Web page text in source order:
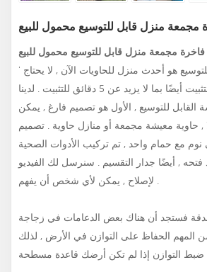
مجمعة منزل قابل للتوسيع محمول للبيع
مجمعة منزل قابل للتوسيع محمول للبيع
هو أحدث منزل للحاويات الآن , لا يحتاج '
إلى أي أدوات عند التثبيت أيضًا بما لا يزيد عن 5 دقائق للتثبيت . لدينا
القابل للتوسيع , الأول هو تصميم فارغ , يمكن
, حاوية معيشة مجمعة أو منازل حاوية . تصميم
مع حمام واحد , تم تركيب الأدوات الصحية
فتحه , أيضًا جدار التقسيم . سنرسل لك الفيديو
لإصلاح , يمكن لأي شخص أن يفهم .
فستجد أن هناك بعض الدعامات في زجاجة
المهم الحفاظ على التوازن في الأرض , لذلك